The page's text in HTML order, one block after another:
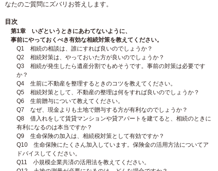
なたのご質問にズバリお答えします。
目次
第1章 いざというときにあわてないように、
事前にやっておくべき有効な相続対策を教えてください。
Q1 相続の相談は、誰にすれば良いのでしょうか？
Q2 相続対策は、やっておいた方が良いのでしょうか？
Q3 相続が発生したら遺産分割でもめそうです。事前の対策は必要です
か？
Q4 生前に不動産を整理するときのコツを教えてください。
Q5 相続対策として、不動産の整理は何をすれば良いのでしょうか？
Q6 生前贈与について教えてください。
Q7 なぜ、現金よりも土地で贈与する方が有利なのでしょうか？
Q8 借入れをして賃貸マンションや貸アパートを建てると、相続のときに
有利になるのは本当ですか？
Q9 生命保険の加入は、相続税対策として有効ですか？
Q10 生命保険にたくさん加入しています。保険金の活用方法についてア
ドバイスしてください。
Q11 小規模企業共済の活用法を教えてください。